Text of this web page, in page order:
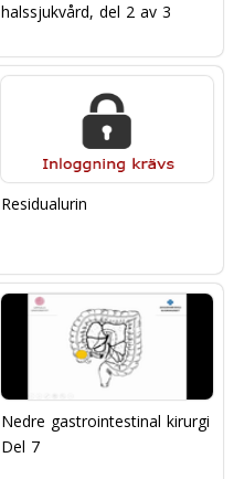
halssjukvård, del 2 av 3
Residualurin
Nedre gastrointestinal kirurgi
Del 7